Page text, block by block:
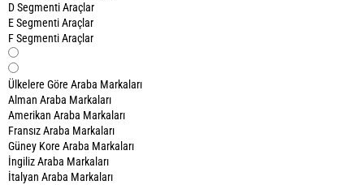
D Segmenti Araçlar
E Segmenti Araçlar
F Segmenti Araçlar
Ülkelere Göre Araba Markaları
Alman Araba Markaları
Amerikan Araba Markaları
Fransız Araba Markaları
Güney Kore Araba Markaları
İngiliz Araba Markaları
İtalyan Araba Markaları